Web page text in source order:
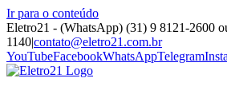
Ir para o conteúdo
Eletro21 - (WhatsApp) (31) 9 8121-2600
1140|contato@eletro21.com.br
YouTubeFacebookWhatsAppTelegram